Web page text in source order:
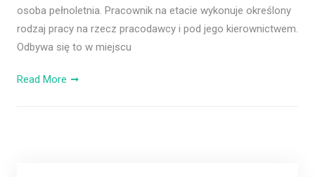
osoba pełnoletnia. Pracownik na etacie wykonuje określony
rodzaj pracy na rzecz pracodawcy i pod jego kierownictwem.
Odbywa się to w miejscu
Read More